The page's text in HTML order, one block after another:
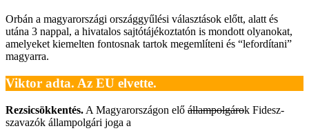
Orbán a magyarországi országgyűlési választások előtt, alatt és
utána 3 nappal, a hivatalos sajtótájékoztatón is mondott olyanokat,
amelyeket kiemelten fontosnak tartok megemlíteni és “lefordítani”
magyarra.
Viktor adta. Az EU elvette.
Rezsicsökkentés. A Magyarországon elő állampolgárok Fidesz-
szavazók állampolgári joga a